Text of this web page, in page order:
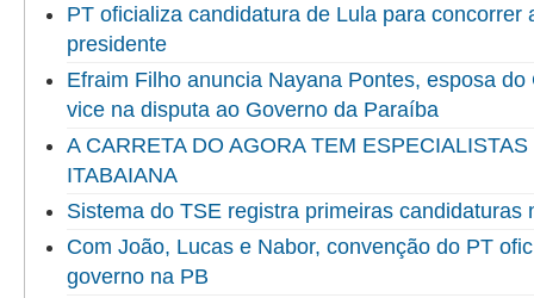
PT oficializa candidatura de Lula para concorrer
presidente
Efraim Filho anuncia Nayana Pontes, esposa
vice na disputa ao Governo da Paraíba
A CARRETA DO AGORA TEM
ITABAIANA
Sistema do TSE registra primeiras candidaturas
Com João, Lucas e Nabor, convenção do PT
governo na PB